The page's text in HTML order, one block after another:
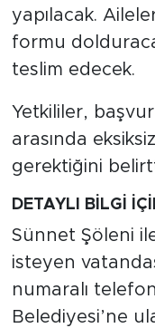
yapılacak.
formu
teslim edecek.
Yetkililer,
arasında
gerektiğini
DETAYLI BİLGİ
Sünnet Şöleni
isteyen
numaralı
Belediyesi’ne